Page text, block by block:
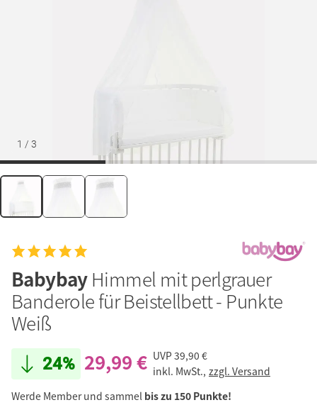
1 / 3
BabybayHimmel mit perlgrauer
Banderole für Beistellbett - Punkte
Weiß
24% 29,99 € UVP39,90 €
inkl. MwSt., zzgl. Versand
Werde Member und sammel bis zu 150 Punkte!